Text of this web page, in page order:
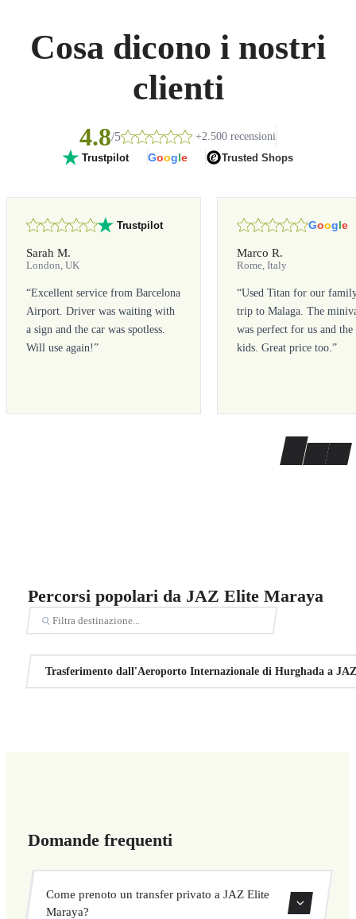
Cosa dicono i nostri
clienti
4.8/5 +2.500 recensioni
Trustpilot Google Trusted Shops
Trustpilot
Sarah M.
London, UK
“Excellent service from Barcelona
Airport. Driver was waiting with
a sign and the car was spotless.
Will use again!”
Google
Marco R.
Rome, Italy
“Used Titan for our
trip to Malaga. The
was perfect for us and the
kids. Great price too.”
Percorsi popolari da JAZ Elite Maraya
Trasferimento dall'Aeroporto Internazionale di Hurghada a
Domande frequenti
Come prenoto un transfer privato a JAZ Elite
Maraya?